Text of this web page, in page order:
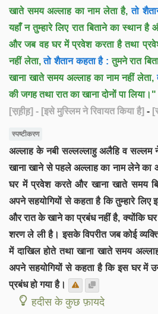
खाते समय अल्लाह का नाम लेता है, तो
यहाँ न तुम्हारे लिए रात बिताने का स्थान
और जब वह घर में प्रवेश करता है तथा
नहीं लेता,तो शैतान कहता है : तुमने रात
खाना खाते समय अल्लाह का नाम नहीं लेता,
की जगह तथा रात का खाना दोनों पा लिया।"
[स़ह़ीह़] - [इसे मुस्लिम ने रिवायत किया है] -
स्पष्टीकरण
अल्लाह के नबी सल्लल्लाहु अलैहि व
खाना खाने से पहले अल्लाह का नाम लेने का
घर में प्रवेश करते और खाना खाते समय
अपने सहयोगियों से कहता है कि तुम्हारे लिए
और रात के खाने का प्रबंध नहीं है, क्योंकि
शरण ले ली है। इसके विपरीत जब कोई
में दाखिल होते तथा खाना खाते समय
अपने सहयोगियों से कहता है कि इस घर में
प्रबंध हो गया है।
हदीस के कुछ फ़ायदे